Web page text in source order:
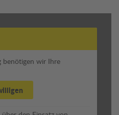
benötigen wir Ihre